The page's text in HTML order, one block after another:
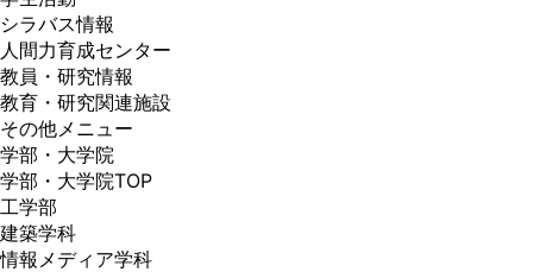
シラバス情報
人間力育成センター
教員・研究情報
教育・研究関連施設
その他メニュー
学部・大学院
学部・大学院TOP
工学部
建築学科
情報メディア学科